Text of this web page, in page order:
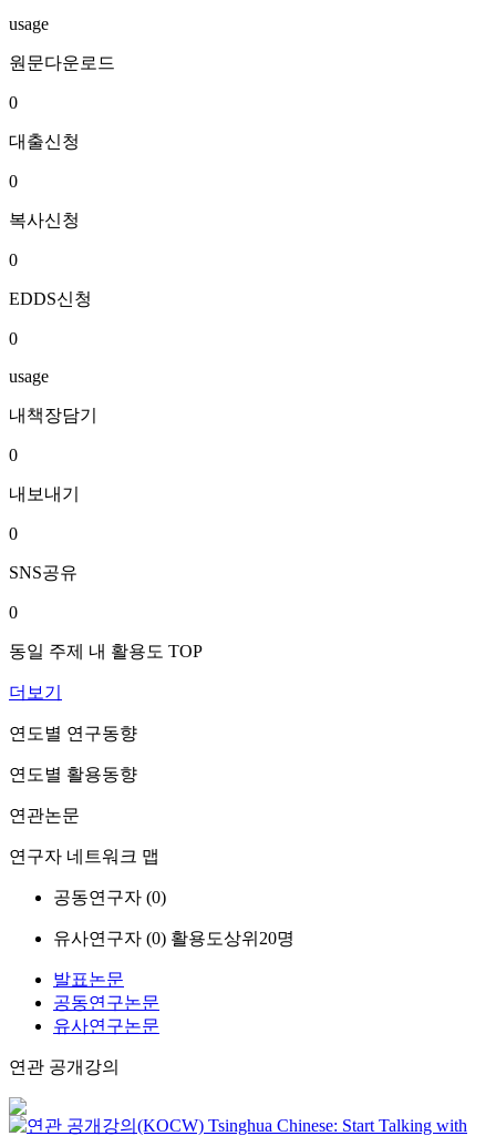
usage
원문다운로드
0
대출신청
0
복사신청
0
EDDS신청
0
usage
내책장담기
0
내보내기
0
SNS공유
0
동일 주제 내 활용도 TOP
더보기
연도별 연구동향
연도별 활용동향
연관논문
연구자 네트워크 맵
공동연구자 (0)
유사연구자 (0) 활용도상위20명
발표논문
공동연구논문
유사연구논문
연관 공개강의
Tsinghua Chinese: Start Talking with